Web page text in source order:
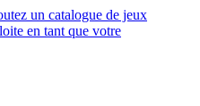
un catalogue de jeux
en tant que votre